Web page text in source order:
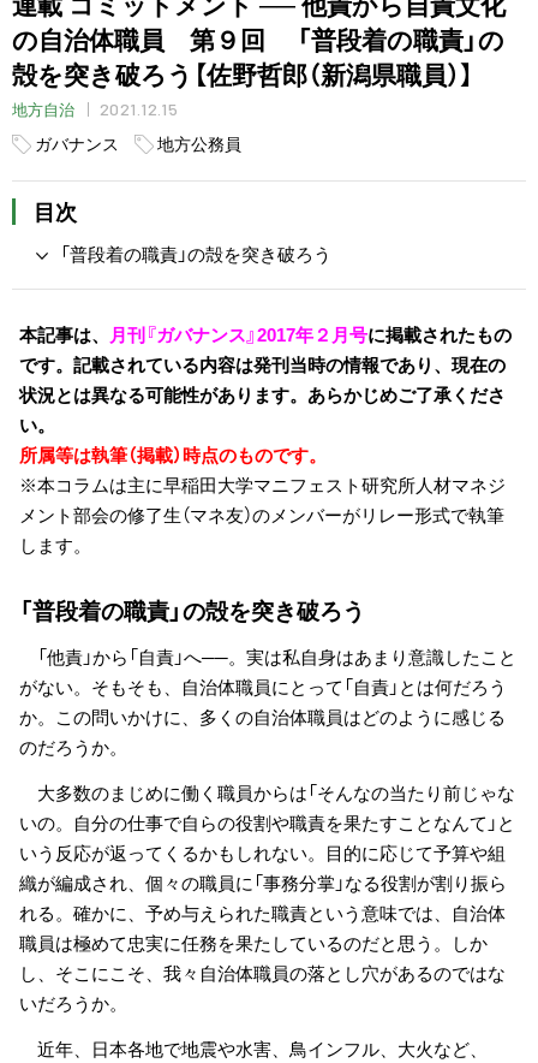
の自治体職員 第９回 「普段着の職責」の
殻を突き破ろう【佐野哲郎（新潟県職員）】
地方自治
2021.12.15
ガバナンス
地方公務員
目次
「普段着の職責」の殻を突き破ろう
本記事は、 月刊『ガバナンス』2017年２月号に掲載されたもの
です。記載されている内容は発刊当時の情報であり、現在の
状況とは異なる可能性があります。あらかじめご了承くださ
い。
所属等は執筆（掲載）時点のものです。
※本コラムは主に早稲田大学マニフェスト研究所人材マネジ
メント部会の修了生（マネ友）のメンバーがリレー形式で執筆
します。
「普段着の職責」の殻を突き破ろう
「他責」から「自責」へ──。実は私自身はあまり意識したこと
がない。そもそも、自治体職員にとって「自責」とは何だろう
か。この問いかけに、多くの自治体職員はどのように感じる
のだろうか。
大多数のまじめに働く職員からは「そんなの当たり前じゃな
いの。自分の仕事で自らの役割や職責を果たすことなんて」と
いう反応が返ってくるかもしれない。目的に応じて予算や組
織が編成され、個々の職員に「事務分掌」なる役割が割り振ら
れる。確かに、予め与えられた職責という意味では、自治体
職員は極めて忠実に任務を果たしているのだと思う。しか
し、そこにこそ、我々自治体職員の落とし穴があるのではな
いだろうか。
近年、日本各地で地震や水害、鳥インフル、大火など、